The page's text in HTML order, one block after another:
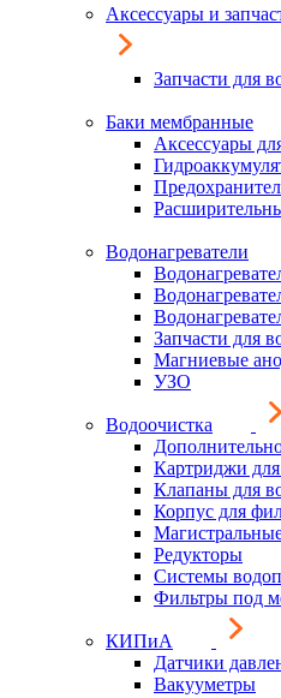
Аксессуары и
Запчасти для
Баки мембранные
Аксессуары
Водонагреватели
Запчасти для
Магниевые
УЗО
Водоочистка
Картриджи
Клапаны для
Корпус для
Редукторы
Системы
Фильтры под
КИПиА
Датчики
Вакууметры